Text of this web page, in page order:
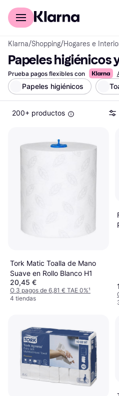
Comprar con Klarna
Klarna/Shopping/Hogares e
Papeles higiénicos
Prueba pagos flexibles con
Papeles higiénicos
200+ productos
Tork Matic Toalla de Mano
Suave en Rollo Blanco H1
20,45 €
O 3 pagos de 6,81 € TAE 0%¹
4 tiendas